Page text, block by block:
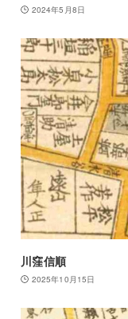
2024年5月8日
川窪信順
2025年10月15日